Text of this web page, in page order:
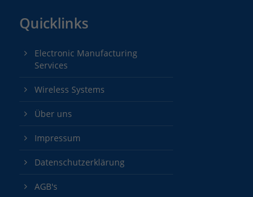
Quicklinks
Electronic Manufacturing
Services
Wireless Systems
Über uns
Impressum
Datenschutzerklärung
AGB's